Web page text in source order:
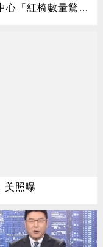
心「紅椅數量驚
美照曝